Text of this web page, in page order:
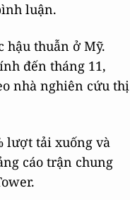
luận.
hậu thuẫn ở Mỹ.
đến tháng 11,
nhà nghiên cứu thị
lượt tải xuống và
cáo trận chung